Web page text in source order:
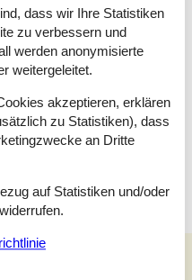
Das Badezimmer ist mit
besonders an kühleren
sich entspannen und die
Lage, der modernen
ist diese
die ideale Wahl für Ihren
dass wir Ihre Statistiken
zu verbessern und
werden anonymisierte
weitergeleitet.
akzeptieren, erklären
zu Statistiken), dass
an Dritte
auf Statistiken und/oder